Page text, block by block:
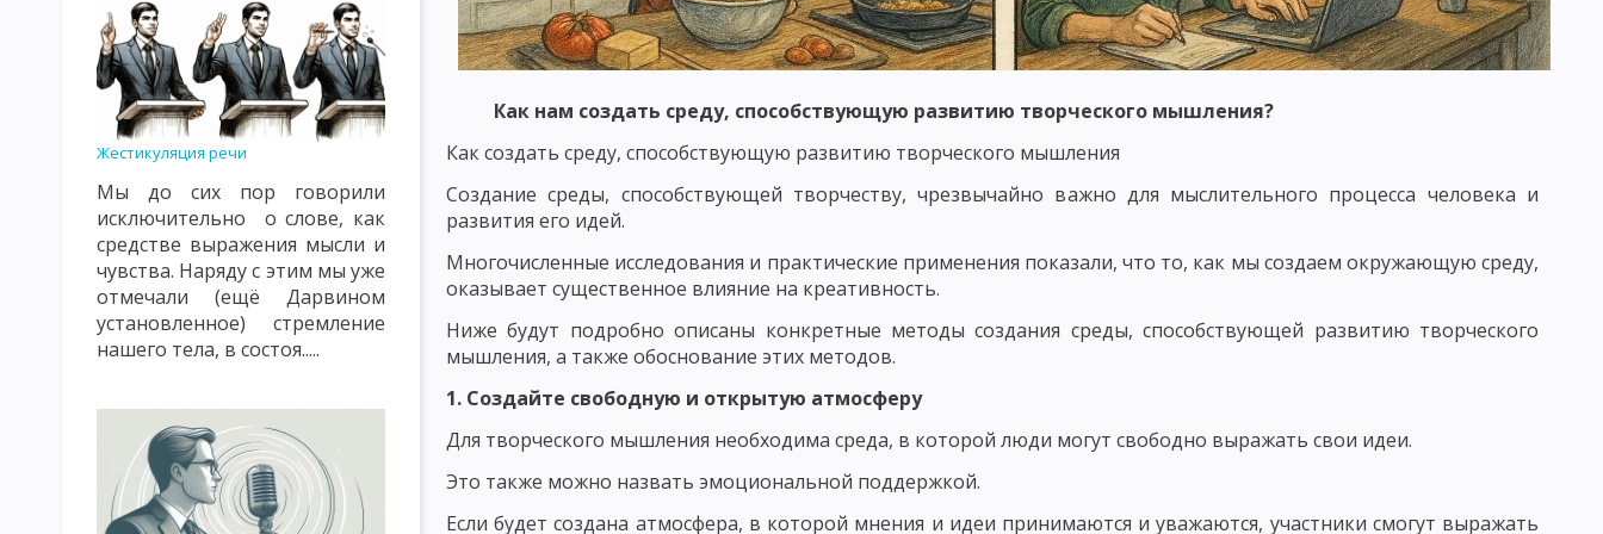
ПРИНЦИП СУБЪЕКТ-СУБЪЕКТНЫЙ ХАРАКТЕР ВОСПИТАТЕЛЬНЫХ ВЗАИМООТНОШЕНИЙ
ПРИНЦИП НАСТУПАТЕЛЬНОСТИ И АКТИВНОСТИ, СИСТЕМНОСТИ И КОНКРЕТНОСТИ ВОСПИТАТЕЛЬНЫХ МЕРОПРИЯТИЙ
ПРИНЦИП ГУМАНИЗМА И ДЕМОКРАТИЗМА, ВЫСОКОЙ ТРЕБОВАТЕЛЬНОСТЬЮ И УВАЖЕНИЕМ К ЛИЧНОСТИ ВОСПИТАННИКА
ПРИНЦИПЫ, КАСАЮЩИЕСЯ СУБЪЕКТОВ ВОСПИТАНИЯ И МЕТОДИКИ ИХ ДЕЯТЕЛЬНОСТИ ПРИНЦИП СОЗНАТЕЛЬНОСТИ, САМОДЕЯТЕЛЬНОСТИ И АКТИВНОСТИ ВОСПИТАННИКОВ
СОДЕРЖАНИЕ ВОСПИТАНИЯ КАК ПЕДАГОГИЧЕСКАЯ ПРОБЛЕМА
ОСНОВНАЯ ЦЕЛЬ И ЗАДАЧИ НАЦИОНАЛЬНОГО ВОСПИТАНИЯ ОБЩИЕ ПРИНЦИПЫ НАЦИОНАЛЬНОГО ВОСПИТАНИЯ
ПОНЯТИЕ О МЕТОДАХ ВОСПИТАНИЯ КЛАССИФИКАЦИЯ МЕТОДОВ ВОСПИТАНИЯ МЕТОДЫ НЕПОСРЕДСТВЕННОГО ВОСПИТАТЕЛЬНОГО ВОЗДЕЙСТВИЯ
ОСНОВНЫЕ ВОСПИТАТЕЛЬНЫЕ ФУНКЦИИ УЧЕБНОЙ СРЕДЫ МЕХАНИЗМ ВОЗДЕЙСТВИЯ КОЛЛЕКТИВА НА ЛИЧНОСТЬ СУЩНОСТЬ САМОВОСПИТАНИЯ
ЭТАПЫ И ПРИНЦИПЫ САМОВОСПИТАНИЯ МЕТОДЫ САМОВОСПИТАНИЯ САМООЦЕНКА И САМОНАБЛЮДЕНИЕ НАЧАЛЬНАЯ ШКОЛА - СХЕМЫ И ТАБЛИЦЫ
ОСНОВЫ ПЕДАГОГИЧЕСКОГО МАСТЕРСТВА РАЗМЕЩЕНИЕ РЕКЛАМНЫХ МАТЕРИАЛОВ НА САЙТЕ ПЕДАГОГИКА.ОРГ
Жестикуляция речи
Мы до сих пор говорили
исключительно о слове, как
средстве выражения мысли и
чувства. Наряду с этим мы уже
отмечали (ещё Дарвином
установленное) стремление
нашего тела, в состоя.....
Как нам создать среду, способствующую развитию творческого мышления?
Как создать среду, способствующую развитию творческого мышления
Создание среды, способствующей творчеству, чрезвычайно важно для мыслительного процесса человека и
развития его идей.
Многочисленные исследования и практические применения показали, что то, как мы создаем окружающую среду,
оказывает существенное влияние на креативность.
Ниже будут подробно описаны конкретные методы создания среды, способствующей развитию творческого
мышления, а также обоснование этих методов.
1. Создайте свободную и открытую атмосферу
Для творческого мышления необходима среда, в которой люди могут свободно выражать свои идеи.
Это также можно назвать эмоциональной поддержкой.
Если будет создана атмосфера, в которой мнения и идеи принимаются и уважаются, участники смогут выражать